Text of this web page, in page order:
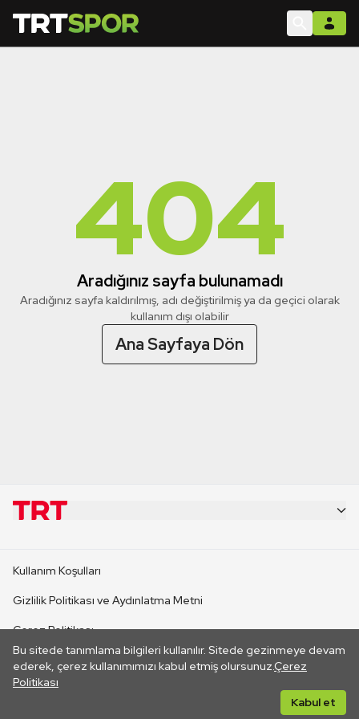
404
Aradığınız sayfa bulunamadı
Aradığınız sayfa kaldırılmış, adı değiştirilmiş ya da geçici olarak
kullanım dışı olabilir
Ana Sayfaya Dön
Bu sitede tanımlama bilgileri kullanılır. Sitede gezinmeye devam
ederek, çerez kullanımımızı kabul etmiş olursunuz.Çerez
Politikası
Kabul et
CANLI YAYINLAR
Kullanım Koşulları
Gizlilik Politikası ve Aydınlatma Metni
Çerez Politikası
İletişim
Her hakkı saklıdır. ©2026 TRT. Bağlantı yoluyla gidilen dış